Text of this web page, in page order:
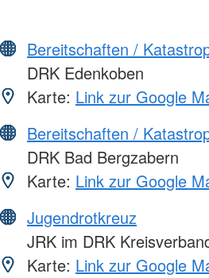
Bereitschaften /
DRK Edenkoben
Karte: Link zur Google
Bereitschaften /
DRK Bad Bergzabern
Karte: Link zur Google
Jugendrotkreuz
JRK im DRK
Karte: Link zur Google